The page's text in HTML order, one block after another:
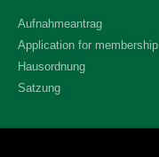
Aufnahmeantrag
Application for membership
Hausordnung
Satzung